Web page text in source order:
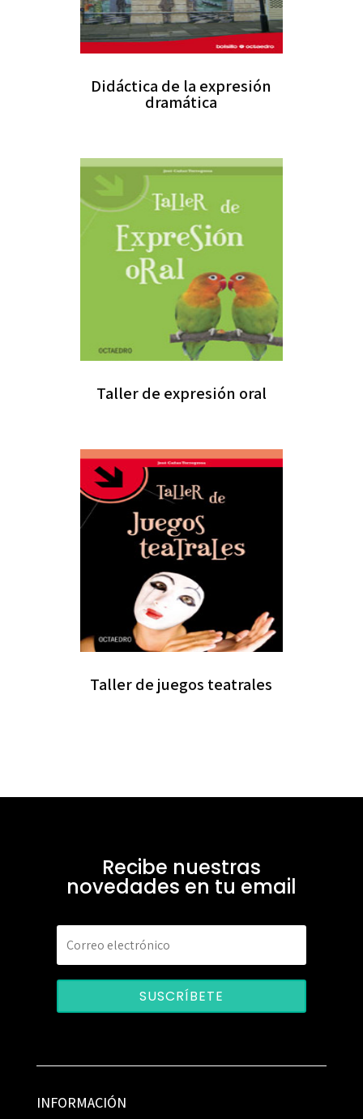
Didáctica de la expresión
dramática
Taller de expresión oral
Taller de juegos teatrales
Recibe nuestras
novedades en tu email
SUSCRÍBETE
INFORMACIÓN